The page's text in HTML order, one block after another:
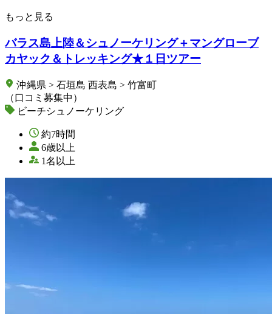
もっと見る
バラス島上陸＆シュノーケリング＋マングローブ
カヤック＆トレッキング★１日ツアー
沖縄県 > 石垣島 西表島 > 竹富町
（口コミ募集中）
ビーチシュノーケリング
約7時間
6歳以上
1名以上